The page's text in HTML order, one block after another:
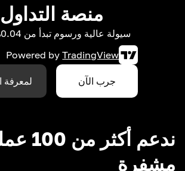
منصة التداول
سيولة عالية ورسوم تبدأ من 0.04% فقط
Powered by TradingView
جرب الآن لمعرفة
ندعم أكثر من
مشفرة